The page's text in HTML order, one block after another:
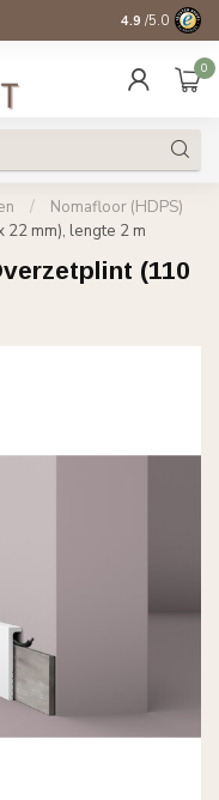
14 dagen
4.9 /5.0
0
/
Nomafloor (HDPS)
mm), lengte 2 m
(110